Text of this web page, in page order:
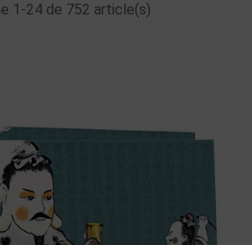
1-24 de 752 article(s)